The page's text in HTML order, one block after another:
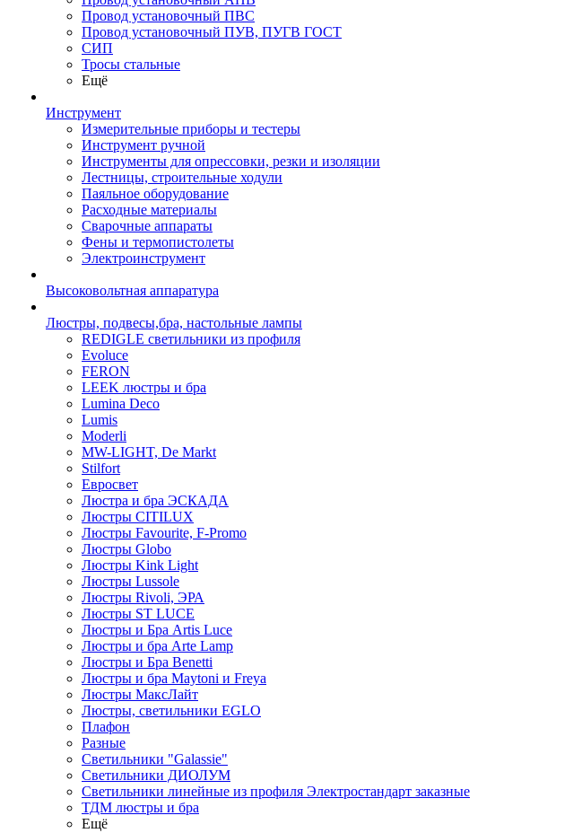
Провод установочный ПВС
Провод установочный ПУВ, ПУГВ ГОСТ
СИП
Тросы стальные
Ещё
Инструмент
Измерительные приборы и тестеры
Инструмент ручной
Инструменты для опрессовки, резки и изоляции
Лестницы, строительные ходули
Паяльное оборудование
Расходные материалы
Сварочные аппараты
Фены и термопистолеты
Электроинструмент
Высоковольтная аппаратура
Люстры, подвесы,бра, настольные лампы
REDIGLE светильники из профиля
Evoluce
FERON
LEEK люстры и бра
Lumina Deco
Lumis
Moderli
MW-LIGHT, De Markt
Stilfort
Евросвет
Люстра и бра ЭСКАДА
Люстры CITILUX
Люстры Favourite, F-Promo
Люстры Globo
Люстры Kink Light
Люстры Lussole
Люстры Rivoli, ЭРА
Люстры ST LUCE
Люстры и Бра Artis Luce
Люстры и бра Arte Lamp
Люстры и Бра Benetti
Люстры и бра Maytoni и Freya
Люстры МаксЛайт
Люстры, светильники EGLO
Плафон
Разные
Светильники "Galassie"
Светильники ДИОЛУМ
Светильники линейные из профиля Электростандарт заказные
ТДМ люстры и бра
Ещё